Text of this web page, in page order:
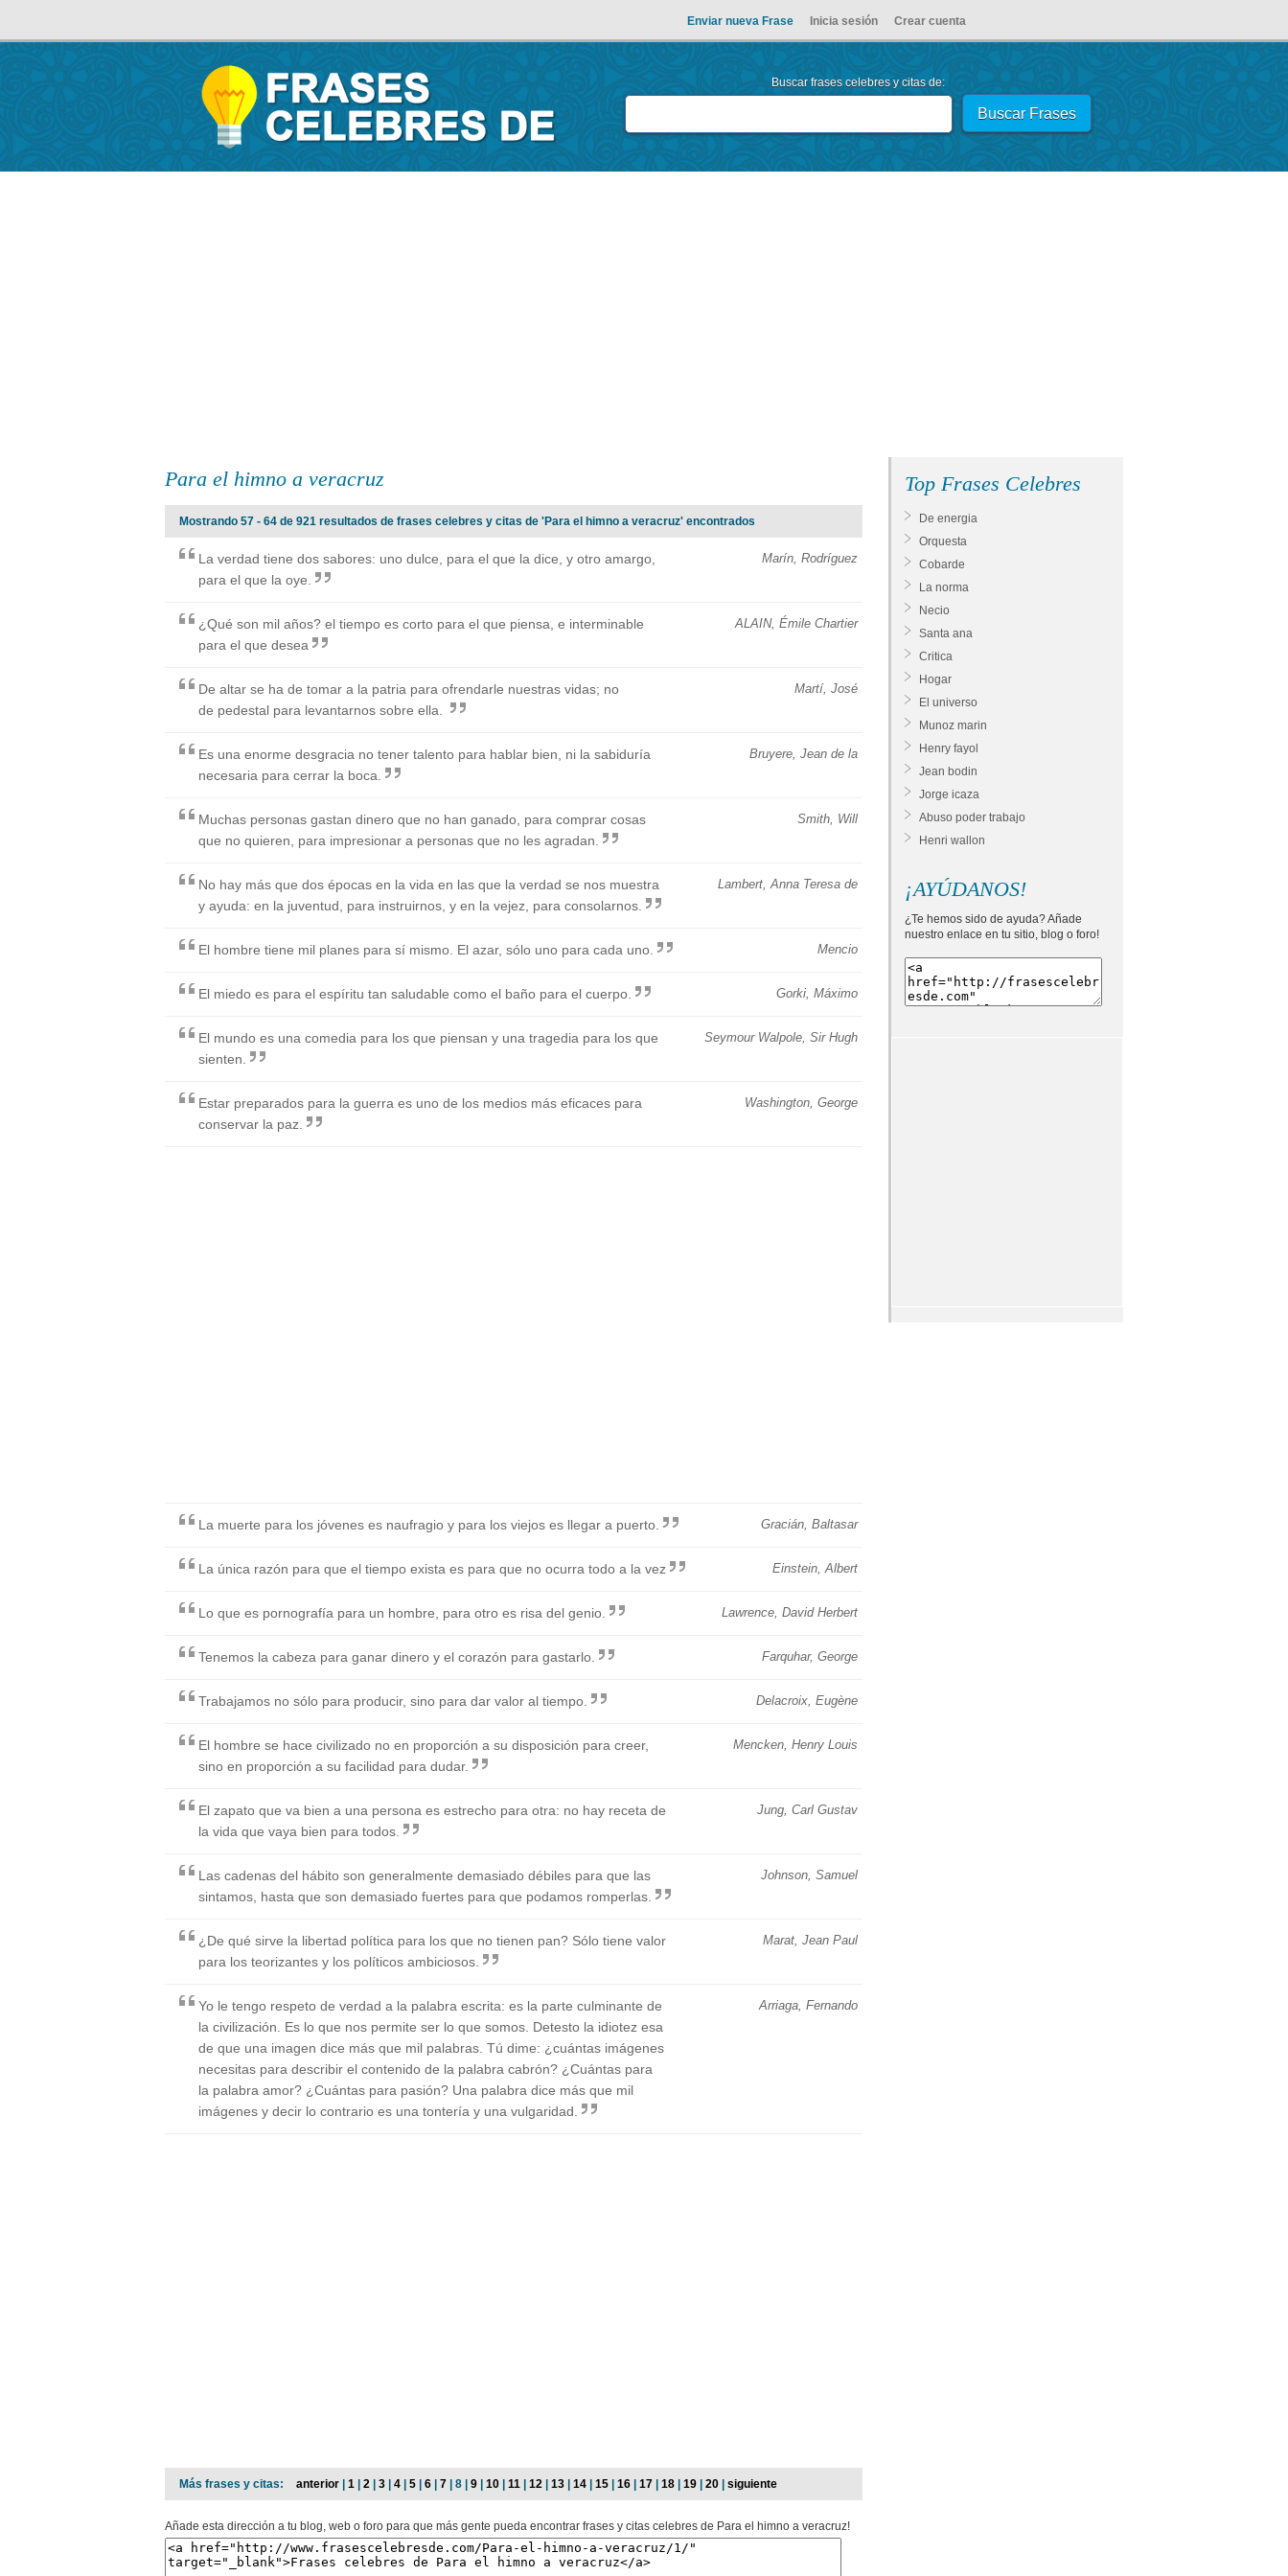
Enviar nueva Frase Inicia sesión Crear cuenta
Buscar frases celebres y citas de:
Para el himno a veracruz
Mostrando 57 - 64 de 921 resultados de frases celebres y citas de 'Para el himno a veracruz' encontrados
Marín, Rodríguez
La verdad tiene dos sabores: uno dulce, para el que la dice, y otro amargo,
para el que la oye.
ALAIN, Émile Chartier
¿Qué son mil años? el tiempo es corto para el que piensa, e interminable
para el que desea
Martí, José
De altar se ha de tomar a la patria para ofrendarle nuestras vidas; no
de pedestal para levantarnos sobre ella.
Bruyere, Jean de la
Es una enorme desgracia no tener talento para hablar bien, ni la sabiduría
necesaria para cerrar la boca.
Smith, Will
Muchas personas gastan dinero que no han ganado, para comprar cosas
que no quieren, para impresionar a personas que no les agradan.
Lambert, Anna Teresa de
No hay más que dos épocas en la vida en las que la verdad se nos muestra
y ayuda: en la juventud, para instruirnos, y en la vejez, para consolarnos.
Mencio
El hombre tiene mil planes para sí mismo. El azar, sólo uno para cada uno.
Gorki, Máximo
El miedo es para el espíritu tan saludable como el baño para el cuerpo.
Seymour Walpole, Sir Hugh
El mundo es una comedia para los que piensan y una tragedia para los que
sienten.
Washington, George
Estar preparados para la guerra es uno de los medios más eficaces para
conservar la paz.
Gracián, Baltasar
La muerte para los jóvenes es naufragio y para los viejos es llegar a puerto.
Einstein, Albert
La única razón para que el tiempo exista es para que no ocurra todo a la vez
Lawrence, David Herbert
Lo que es pornografía para un hombre, para otro es risa del genio.
Farquhar, George
Tenemos la cabeza para ganar dinero y el corazón para gastarlo.
Delacroix, Eugène
Trabajamos no sólo para producir, sino para dar valor al tiempo.
Mencken, Henry Louis
El hombre se hace civilizado no en proporción a su disposición para creer,
sino en proporción a su facilidad para dudar.
Jung, Carl Gustav
El zapato que va bien a una persona es estrecho para otra: no hay receta de
la vida que vaya bien para todos.
Johnson, Samuel
Las cadenas del hábito son generalmente demasiado débiles para que las
sintamos, hasta que son demasiado fuertes para que podamos romperlas.
Marat, Jean Paul
¿De qué sirve la libertad política para los que no tienen pan? Sólo tiene valor
para los teorizantes y los políticos ambiciosos.
Arriaga, Fernando
Yo le tengo respeto de verdad a la palabra escrita: es la parte culminante de
la civilización. Es lo que nos permite ser lo que somos. Detesto la idiotez esa
de que una imagen dice más que mil palabras. Tú dime: ¿cuántas imágenes
necesitas para describir el contenido de la palabra cabrón? ¿Cuántas para
la palabra amor? ¿Cuántas para pasión? Una palabra dice más que mil
imágenes y decir lo contrario es una tontería y una vulgaridad.
Más frases y citas: anterior 1 2 3 4 5 6 7 | 8 | 9 10 11 12 13 14 15 16 17 18 19 20 siguiente
Añade esta dirección a tu blog, web o foro para que más gente pueda encontrar frases y citas celebres de Para el himno a veracruz!
Top Frases Celebres
De energia
Orquesta
Cobarde
La norma
Necio
Santa ana
Critica
Hogar
El universo
Munoz marin
Henry fayol
Jean bodin
Jorge icaza
Abuso poder trabajo
Henri wallon
¡AYÚDANOS!
¿Te hemos sido de ayuda? Añade
nuestro enlace en tu sitio, blog o foro!